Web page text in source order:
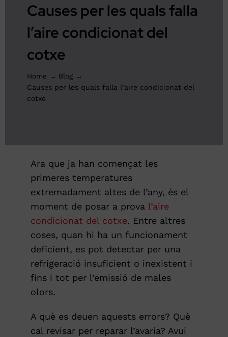
PRESSUPOST ONLINE
Causes per les quals falla
l’aire condicionat del
cotxe
Home
Blog
Causes per les quals falla l’aire condicionat del
cotxe
Ara que ja han començat les
primeres temperatures
extremadament altes de l’any, és el
moment de posar a prova l’aire
condicionat del cotxe. Entre altres
coses, quan hi ha un funcionament
deficient, es pot detectar per una
refrigeració insuficient o inexistent i
fins i tot per l’emissió de males
olors.
A què es deuen aquests errors? Què
cal revisar per reparar l’avaria? Avui